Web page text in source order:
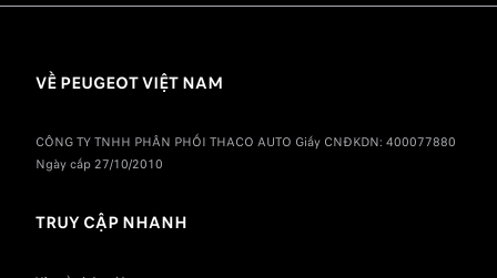
VỀ PEUGEOT VIỆT NAM
CÔNG TY TNHH PHÂN PHỐI THACO AUTO Giấy CNĐKDN: 400077880
Ngày cấp 27/10/2010
TRUY CẬP NHANH